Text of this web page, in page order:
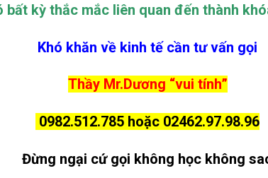
bất kỳ thắc mắc liên quan đến thành
Khó khăn về kinh tế cần tư vấn gọi
Thầy Mr.Dương “vui tính”
0982.512.785 hoặc 02462.97.98.96
Đừng ngại cứ gọi không học không